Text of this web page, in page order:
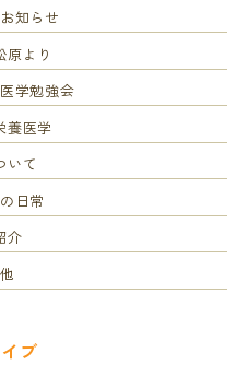
知らせ
より
学勉強会
養医学
いて
日常
介
ブ